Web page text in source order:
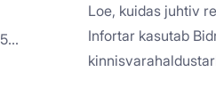
Loe, kuidas juhtiv
Infortar kasutab